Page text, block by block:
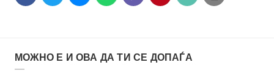
МОЖНО Е И ОВА ДА ТИ СЕ ДОПАЃА